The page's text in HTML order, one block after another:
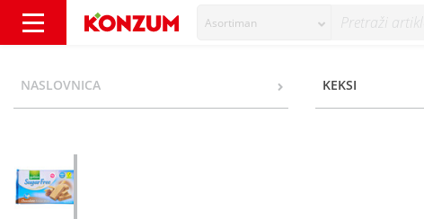
Asortiman
NASLOVNICA KEKSI